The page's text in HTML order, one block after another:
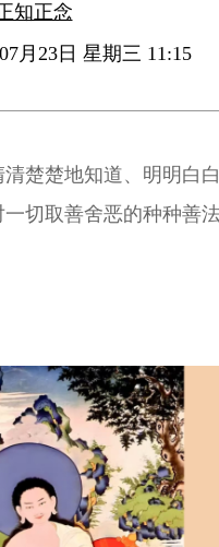
知正念
月23日 星期三 11:15
楚楚地知道、明明白
切取善舍恶的种种善